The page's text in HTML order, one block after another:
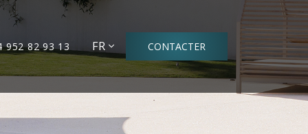
952 82 93 13 FR CONTACTER